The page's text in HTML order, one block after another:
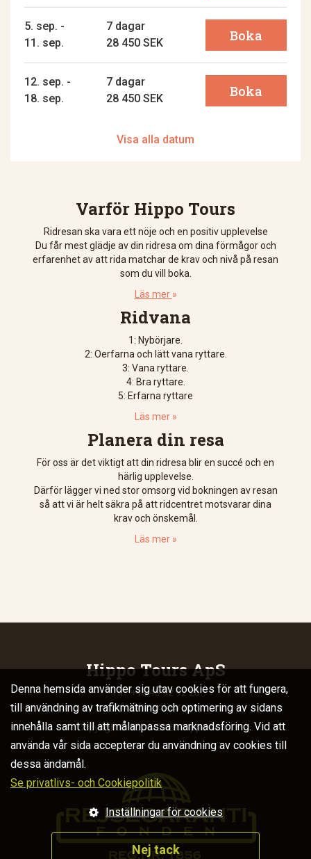
5. sep. -
11. sep.
7 dagar
28 450 SEK
Boka
12. sep. -
18. sep.
7 dagar
28 450 SEK
Boka
Visa alla datum
Varför Hippo Tours
Ridresan ska vara ett nöje och en positiv upplevelse
Du får mest glädje av din ridresa om dina förmågor och
erfarenhet av att rida matchar de krav och nivå på resan
som du vill boka.
Läs mer »
Ridvana
1: Nybörjare.
2: Oerfarna och lätt vana ryttare.
3: Vana ryttare.
4: Bra ryttare.
5: Erfarna ryttare
Läs mer »
Planera din resa
För oss är det viktigt att din ridresa blir en succé och en
härlig upplevelse.
Därför lägger vi ned stor omsorg vid bokningen av resan
så att vi är helt säkra på att ridcentret motsvarar dina
krav och önskemål.
Läs mer »
Hippo Tours ApS
Tlf.: +45 40 92 92 20
info@hippotours.se
Copyright© 2006-2026. Hippo Tours
Denna hemsida använder sig utav cookies för att fungera,
till användning av trafikmätning och optimering av sidans
innehålla samt till att målanpassa marknadsföring. Vid att
använda vår sida accepterar du användning av cookies till
dessa ändamål.
Se privatlivs- och Cookiepolitik
Inställningar för cookies
Nej tack